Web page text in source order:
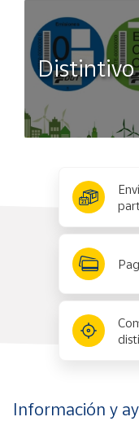
Distintivo
Información y